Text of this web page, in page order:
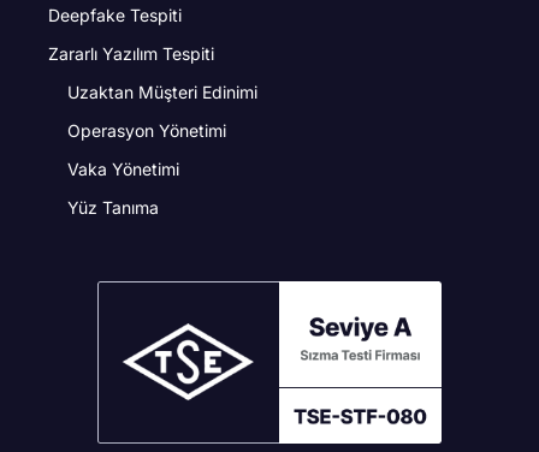
Deepfake Tespiti
Zararlı Yazılım Tespiti
Uzaktan Müşteri Edinimi
Operasyon Yönetimi
Vaka Yönetimi
Yüz Tanıma